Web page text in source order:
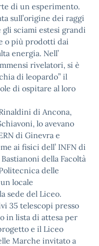
di un esperimento.
sull’origine dei raggi
sciami estesi grandi
o più prodotti dai
energia. Nell’
rivelatori, si è
di leopardo” il
di ospitare al loro
di Ancona,
lo avevano
di Ginevra e
ai fisici dell’ INFN di
della Facoltà
delle
locale
sede del Liceo.
35 telescopi presso
in lista di attesa per
e il Liceo
Marche invitato a